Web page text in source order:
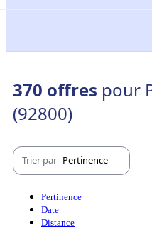
370 offres pour
(92800)
Trier par Pertinence
Pertinence
Date
Distance